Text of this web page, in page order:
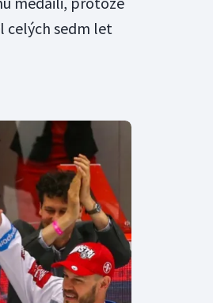
celých sedm let